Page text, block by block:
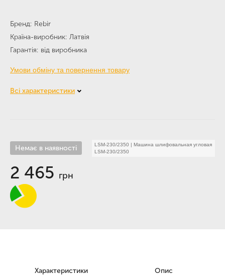
Бренд Rebir
Країна-виробник Латвія
Гарантія від виробника
Умови обміну та повернення товару
Всі характеристики
Немає в наявності LSM-230/2350 | Машина шлифовальная угловая
LSM-230/2350
2 465 грн
Характеристики Опис